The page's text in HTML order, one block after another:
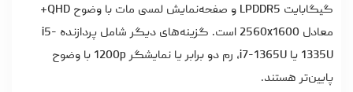
گیگابایت LPDDR5 و صفحه‌نمایش لمسی مات با وضوح QHD+
معادل 2560x1600 است. گزینه‌های دیگر شامل پردازنده i5-
1335U یا i7-1365U، رم دو برابر یا نمایشگر 1200p با وضوح
پایین‌تر هستند.